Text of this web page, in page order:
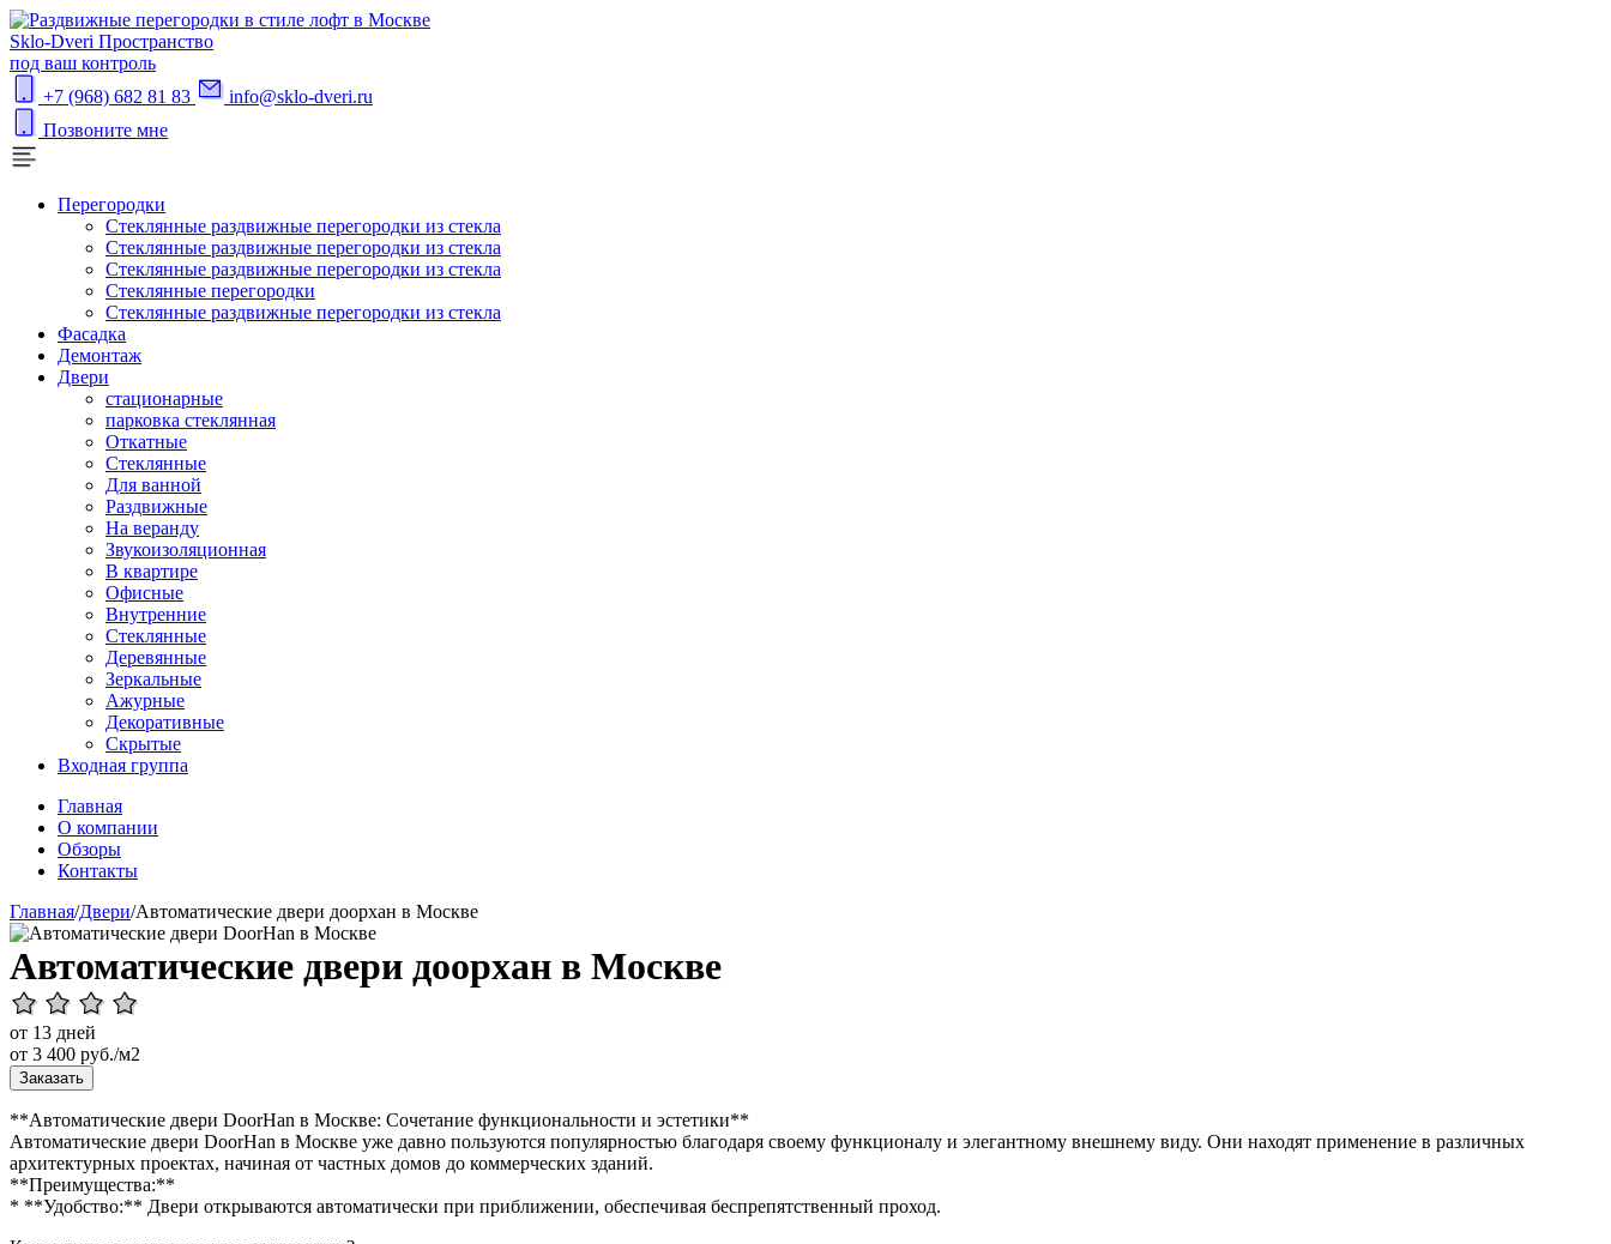
Sklo-Dveri Пространство
под ваш контроль
+7 (968) 682 81 83
info@sklo-dveri.ru
Позвоните мне
Перегородки
Стеклянные раздвижные перегородки из стекла
Стеклянные раздвижные перегородки из стекла
Стеклянные раздвижные перегородки из стекла
Стеклянные перегородки
Стеклянные раздвижные перегородки из стекла
Фасадка
Демонтаж
Двери
стационарные
парковка стеклянная
Откатные
Стеклянные
Для ванной
Раздвижные
На веранду
Звукоизоляционная
В квартире
Офисные
Внутренние
Стеклянные
Деревянные
Зеркальные
Ажурные
Декоративные
Скрытые
Входная группа
Главная
О компании
Обзоры
Контакты
Главная/Двери/Автоматические двери доорхан в Москве
Автоматические двери доорхан в Москве
от 13 дней
от 3 400 руб./м2
Заказать
**Автоматические двери DoorHan в Москве: Сочетание функциональности и эстетики**
Автоматические двери DoorHan в Москве уже давно пользуются популярностью благодаря своему функционалу и элегантному внешнему виду. Они находят применение в различных
архитектурных проектах, начиная от частных домов до коммерческих зданий.
**Преимущества:**
* **Удобство:** Двери открываются автоматически при приближении, обеспечивая беспрепятственный проход.